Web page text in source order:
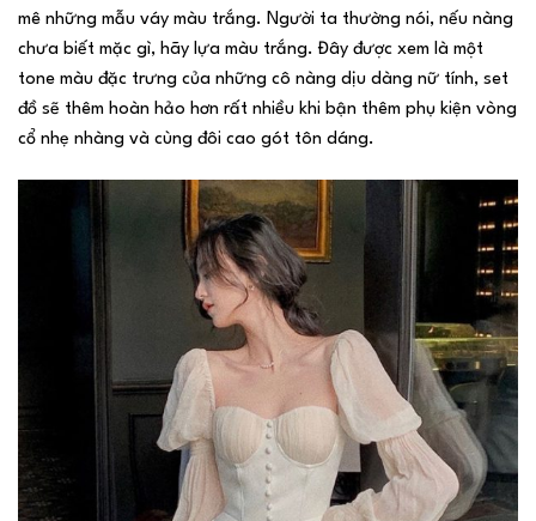
mê những mẫu váy màu trắng. Người ta thường nói, nếu nàng
chưa biết mặc gì, hãy lựa màu trắng. Đây được xem là một
tone màu đặc trưng của những cô nàng dịu dàng nữ tính, set
đồ sẽ thêm hoàn hảo hơn rất nhiều khi bận thêm phụ kiện vòng
cổ nhẹ nhàng và cùng đôi cao gót tôn dáng.